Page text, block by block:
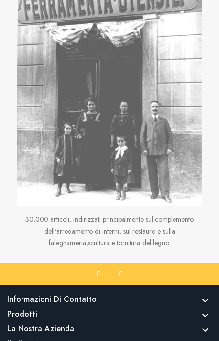
30.000 articoli, indirizzati principalmente sul complemento
dell'arredamento di interni, sul restauro e sulla
falegnameria,scultura e tornitura del legno.
Informazioni Di Contatto 
Prodotti 
La Nostra Azienda 